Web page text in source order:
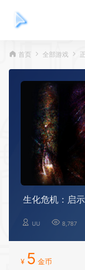
首页 全部游戏
生化危机：启
UU 8,787
¥ 5 金币